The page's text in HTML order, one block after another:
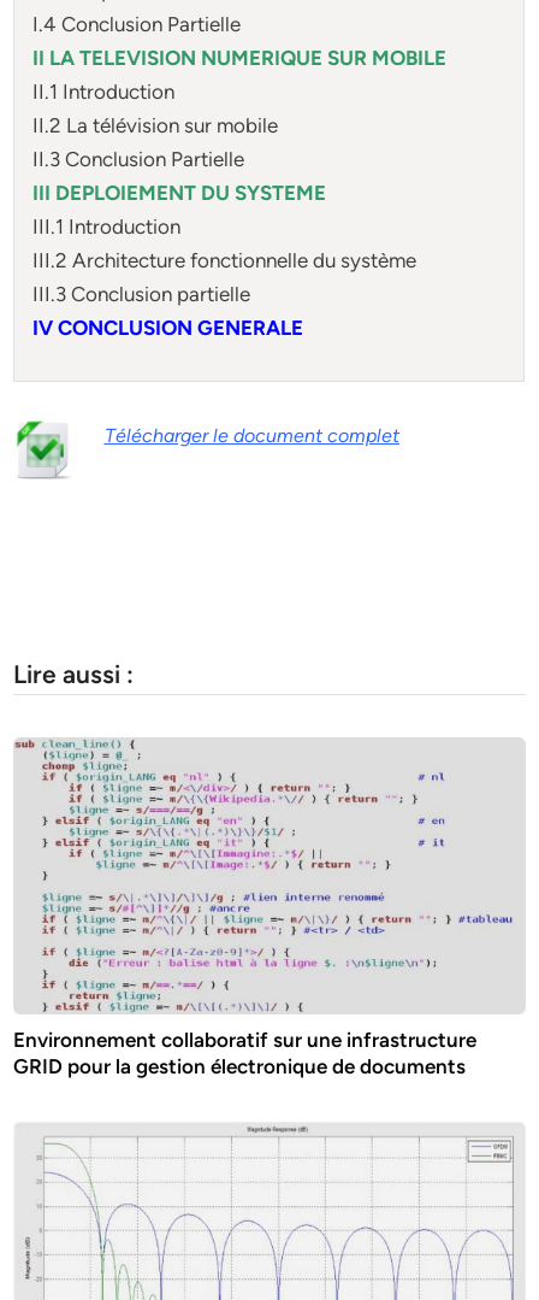
I.4 Conclusion Partielle
II LA TELEVISION NUMERIQUE SUR MOBILE
II.1 Introduction
II.2 La télévision sur mobile
II.3 Conclusion Partielle
III DEPLOIEMENT DU SYSTEME
III.1 Introduction
III.2 Architecture fonctionnelle du système
III.3 Conclusion partielle
IV CONCLUSION GENERALE
Télécharger le document complet
Lire aussi :
Environnement collaboratif sur une infrastructure
GRID pour la gestion électronique de documents